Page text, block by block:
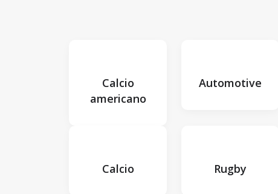
Calcio
americano
Automotive
Calcio Rugby